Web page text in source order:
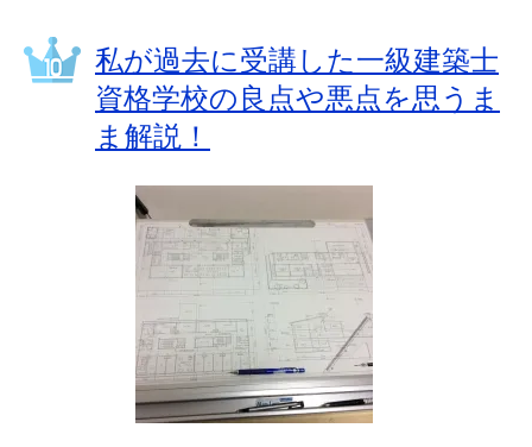
私が過去に受講した一級建築士
資格学校の良点や悪点を思うま
ま解説！